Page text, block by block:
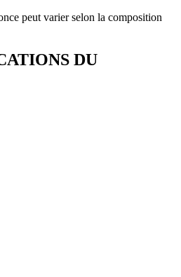
peut varier selon la composition
DU